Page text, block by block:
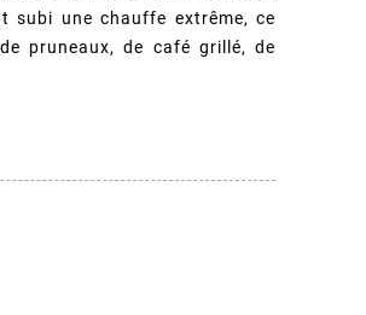
subi une chauffe extrême, ce
pruneaux, de café grillé, de